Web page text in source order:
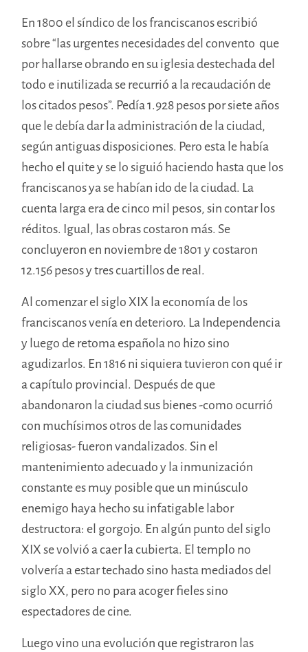
En 1800 el síndico de los franciscanos escribió
sobre “las urgentes necesidades del convento que
por hallarse obrando en su iglesia destechada del
todo e inutilizada se recurrió a la recaudación de
los citados pesos”. Pedía 1.928 pesos por siete años
que le debía dar la administración de la ciudad,
según antiguas disposiciones. Pero esta le había
hecho el quite y se lo siguió haciendo hasta que los
franciscanos ya se habían ido de la ciudad. La
cuenta larga era de cinco mil pesos, sin contar los
réditos. Igual, las obras costaron más. Se
concluyeron en noviembre de 1801 y costaron
12.156 pesos y tres cuartillos de real.
Al comenzar el siglo XIX la economía de los
franciscanos venía en deterioro. La Independencia
y luego de retoma española no hizo sino
agudizarlos. En 1816 ni siquiera tuvieron con qué ir
a capítulo provincial. Después de que
abandonaron la ciudad sus bienes -como ocurrió
con muchísimos otros de las comunidades
religiosas- fueron vandalizados. Sin el
mantenimiento adecuado y la inmunización
constante es muy posible que un minúsculo
enemigo haya hecho su infatigable labor
destructora: el gorgojo. En algún punto del siglo
XIX se volvió a caer la cubierta. El templo no
volvería a estar techado sino hasta mediados del
siglo XX, pero no para acoger fieles sino
espectadores de cine.
Luego vino una evolución que registraron las